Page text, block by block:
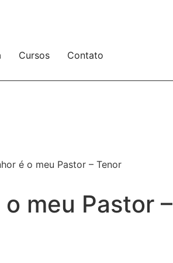
Cursos Contato
é o meu Pastor – Tenor
meu Pastor –